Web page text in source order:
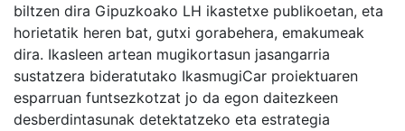
biltzen dira Gipuzkoako LH ikastetxe publikoetan, eta
horietatik heren bat, gutxi gorabehera, emakumeak
dira. Ikasleen artean mugikortasun jasangarria
sustatzera bideratutako IkasmugiCar proiektuaren
esparruan funtsezkotzat jo da egon daitezkeen
desberdintasunak detektatzeko eta estrategia